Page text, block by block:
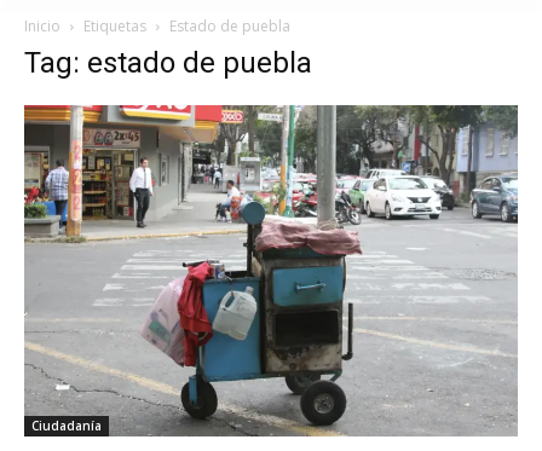
Inicio Etiquetas Estado de puebla
Tag: estado de puebla
Ciudadanía